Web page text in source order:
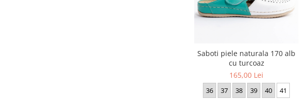
Saboti piele naturala 170 alb
cu turcoaz
165,00 Lei
36 37 38 39 40 41